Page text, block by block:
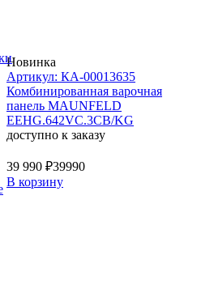
Новинка
Артикул: КА-00013635
Комбинированная варочная
панель MAUNFELD
EEHG.642VC.3CB/KG
доступно к заказу
39 990 ₽39990
В корзину